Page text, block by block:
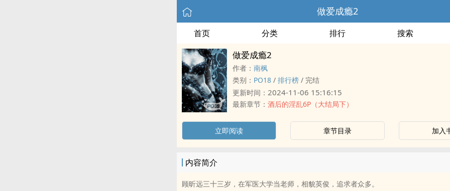
做爱成瘾2
首页 分类 排行 搜索
做爱成瘾2
作者： 南枫
类别： ‍‌P‎‌O‍‌1‍‎‎8‎ / 排行榜 / 完结
更新时间： 2024-11-06 15:16:15
最新章节： 酒后的‌‍‎淫‍‎乱‌‌‍6P（大结局下）
立即阅读 章节目录 加入
内容简介
顾昕远三十三岁，在军医大学当老师，相貌英俊，追求者众多。